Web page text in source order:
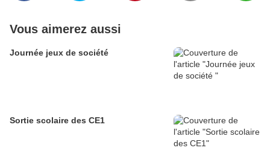
Vous aimerez aussi
Journée jeux de société
Sortie scolaire des CE1